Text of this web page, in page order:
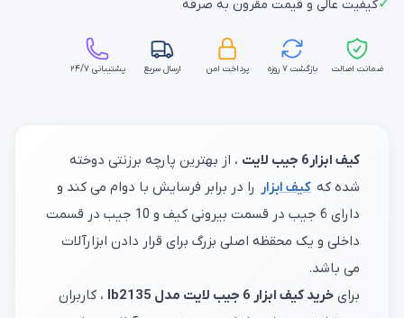
✓کیفیت عالی و قیمت مقرون به صرفه
ضمانت اصالت بازگشت ۷ روزه پرداخت امن ارسال سریع پشتیبانی ۲۴/۷
کیف ابزار6 جیب لایت
، از بهترین پارچه برزنتی دوخته
شده که کیف ابزار را در برابر فرسایش با دوام می کند و
دارای 6 جیب در قسمت بیرونی کیف و 10 جیب در قسمت
داخلی و یک محقظه اصلی بزرگ برای قرار دادن ابزارآلات
می باشد.
برای خرید کیف ابزار 6 جیب لایت مدل lb2135
، کاربران